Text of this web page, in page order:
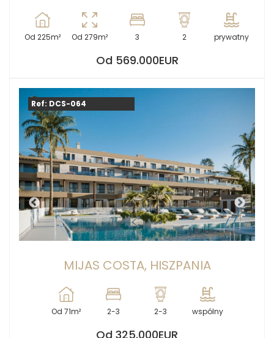
Od 225m² Od 279m² 3 2 prywatny
Od 569.000EUR
Ref: DCS-064
MIJAS COSTA, HISZPANIA
Od 71m² 2-3 2-3 wspólny
Od 325.000EUR